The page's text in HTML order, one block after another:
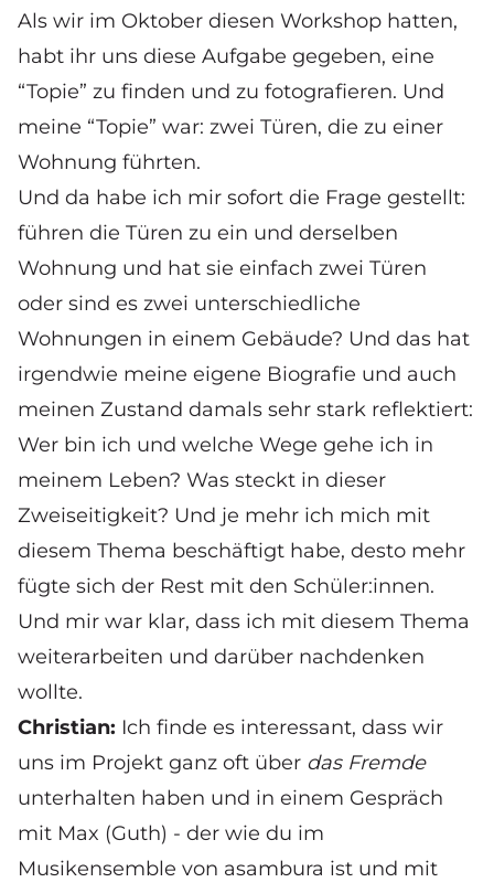
Als wir im Oktober diesen Workshop hatten,
habt ihr uns diese Aufgabe gegeben, eine
“Topie” zu finden und zu fotografieren. Und
meine “Topie” war: zwei Türen, die zu einer
Wohnung führten.
Und da habe ich mir sofort die Frage gestellt:
führen die Türen zu ein und derselben
Wohnung und hat sie einfach zwei Türen
oder sind es zwei unterschiedliche
Wohnungen in einem Gebäude? Und das hat
irgendwie meine eigene Biografie und auch
meinen Zustand damals sehr stark reflektiert:
Wer bin ich und welche Wege gehe ich in
meinem Leben? Was steckt in dieser
Zweiseitigkeit? Und je mehr ich mich mit
diesem Thema beschäftigt habe, desto mehr
fügte sich der Rest mit den Schüler:innen.
Und mir war klar, dass ich mit diesem Thema
weiterarbeiten und darüber nachdenken
wollte.
Christian: Ich finde es interessant, dass wir
uns im Projekt ganz oft über das Fremde
unterhalten haben und in einem Gespräch
mit Max (Guth) - der wie du im
Musikensemble von asambura ist und mit